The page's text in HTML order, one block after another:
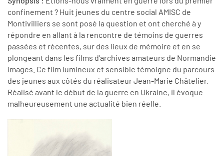
confinement ? Huit jeunes du centre social AMISC de
Montivilliers se sont posé la question et ont cherché à y
répondre en allant à la rencontre de témoins de guerres
passées et récentes, sur des lieux de mémoire et en se
plongeant dans les films d'archives amateurs de Normandie
images. Ce film lumineux et sensible témoigne du parcours
des jeunes aux côtés du réalisateur Jean-Marie Châtelier.
Réalisé avant le début de la guerre en Ukraine, il évoque
malheureusement une actualité bien réelle.